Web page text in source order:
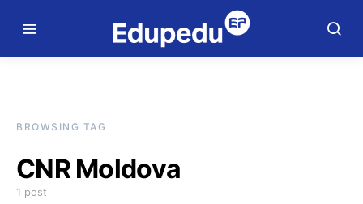
BROWSING TAG
CNR Moldova
1 post